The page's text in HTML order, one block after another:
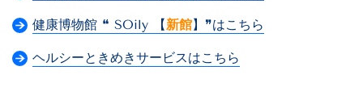
健康博物館 ❝ SOily 【新館】❞はこちら
ヘルシーときめきサービスはこちら